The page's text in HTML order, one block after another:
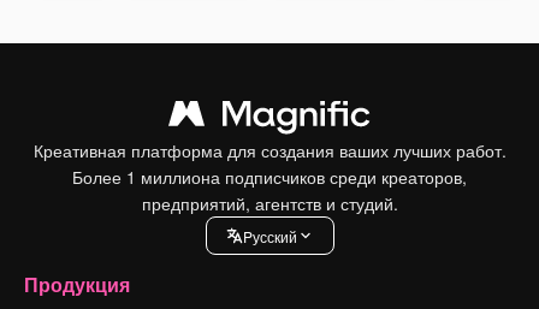
Креативная платформа для создания ваших лучших работ.
Более 1 миллиона подписчиков среди креаторов,
предприятий, агентств и студий.
Pусский
Продукция